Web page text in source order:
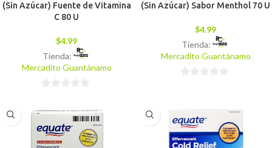
(Sin Azúcar) Fuente de Vitamina
C 80 U
$4.99
Tienda:
Mercadito Guantánamo
de
5
(Sin Azúcar) Sabor Menthol 70 U
$4.99
Tienda:
Mercadito Guantánamo